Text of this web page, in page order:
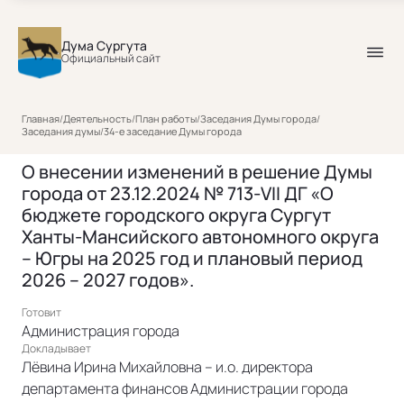
Дума Сургута
Официальный сайт
Главная/Деятельность/План работы/Заседания Думы города/
Заседания думы/34-е заседание Думы города
О внесении изменений в решение Думы
города от 23.12.2024 № 713-VII ДГ «О
бюджете городского округа Сургут
Ханты-Мансийского автономного округа
– Югры на 2025 год и плановый период
2026 – 2027 годов».
Готовит
Администрация города
Докладывает
Лёвина Ирина Михайловна – и.о. директора
департамента финансов Администрации города